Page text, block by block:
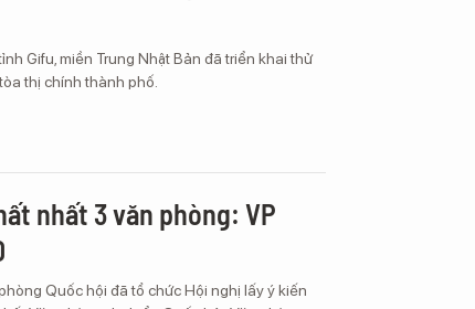
Gifu, miền Trung Nhật Bản đã triển khai thử
thị chính thành phố.
nhất 3 văn phòng: VP
Quốc hội đã tổ chức Hội nghị lấy ý kiến